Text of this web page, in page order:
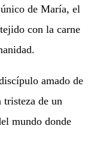
de María, el
con la carne
amado de
tristeza de un
mundo donde